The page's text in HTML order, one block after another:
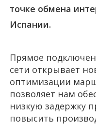
точке обмена
Испании.
Прямое
сети открывает
оптимизации
позволяет нам
низкую задержку
повысить